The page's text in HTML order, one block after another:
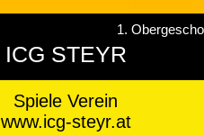
1.
ICG STEYR
Spiele Verein
www.icg-steyr.at